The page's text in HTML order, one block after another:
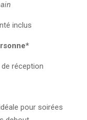
inclus
réception
pour soirées